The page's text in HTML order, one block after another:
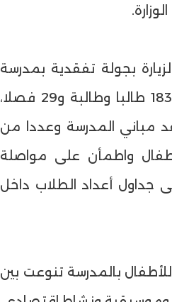
بجولة تفقدية بمدرسة
ناصر الابتدائية المشتركة، التي تضم 1839 طالبا وطالبة و29 فصلا،
مباني المدرسة وعددا من
واطمأن على مواصلة
جداول أعداد الطلاب داخل
بالمدرسة تنوعت بين